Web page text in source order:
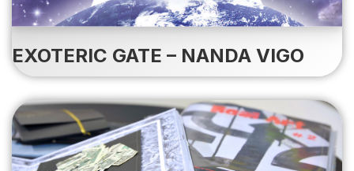
EXOTERIC GATE – NANDA VIGO